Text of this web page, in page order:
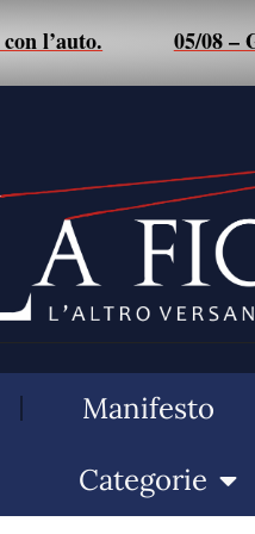
05/08 – Gela.
Manifesto
Categorie